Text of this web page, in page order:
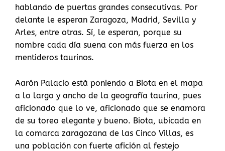
hablando de puertas grandes consecutivas. Por
delante le esperan Zaragoza, Madrid, Sevilla y
Arles, entre otras. Sí, le esperan, porque su
nombre cada día suena con más fuerza en los
mentideros taurinos.
Aarón Palacio está poniendo a Biota en el mapa
a lo largo y ancho de la geografía taurina, pues
aficionado que lo ve, aficionado que se enamora
de su toreo elegante y bueno. Biota, ubicada en
la comarca zaragozana de las Cinco Villas, es
una población con fuerte afición al festejo